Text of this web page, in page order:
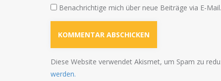
Benachrichtige mich über neue Beiträge via E-Mail.
Diese Website verwendet Akismet, um Spam zu
werden.